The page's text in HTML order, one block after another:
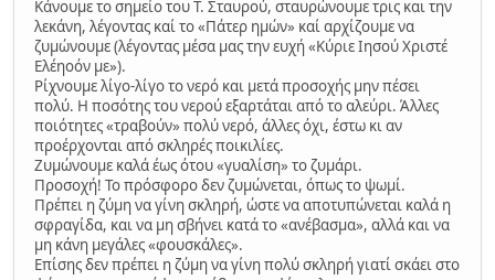
Κάνουμε το σημείο του Τ. Σταυρού, σταυρώνουμε τρις και την
λεκάνη, λέγοντας καί το «Πάτερ ημών» καί αρχίζουμε να
ζυμώνουμε (λέγοντας μέσα μας την ευχή «Κύριε Ιησού Χριστέ
Ελέηοόν με»).
Ρίχνουμε λίγο-λίγο το νερό και μετά προσοχής μην πέσει
πολύ. Η ποσότης του νερού εξαρτάται από το αλεύρι. Άλλες
ποιότητες «τραβούν» πολύ νερό, άλλες όχι, έστω κι αν
προέρχονται από σκληρές ποικιλίες.
Ζυμώνουμε καλά έως ότου «γυαλίση» το ζυμάρι.
Προσοχή! Το πρόσφορο δεν ζυμώνεται, όπως το ψωμί.
Πρέπει η ζύμη να γίνη σκληρή, ώστε να αποτυπώνεται καλά η
σφραγίδα, και να μη σβήνει κατά το «ανέβασμα», αλλά και να
μη κάνη μεγάλες «φουσκάλες».
Επίσης δεν πρέπει η ζύμη να γίνη πολύ σκληρή γιατί σκάει στο